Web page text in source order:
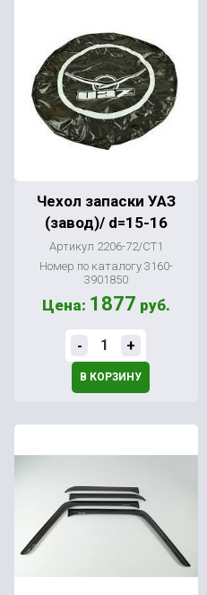
Чехол запаски УАЗ
(завод)/ d=15-16
Артикул 2206-72/СТ1
Номер по каталогу 3160-
3901850
Цена: 1877 руб.
- +
В КОРЗИНУ